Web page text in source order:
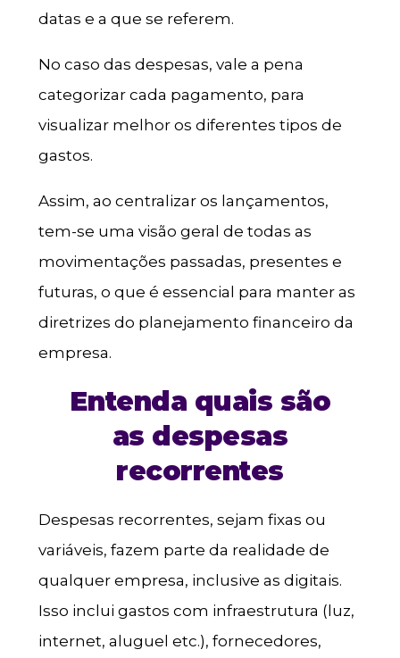
datas e a que se referem.
No caso das despesas, vale a pena
categorizar cada pagamento, para
visualizar melhor os diferentes tipos de
gastos.
Assim, ao centralizar os lançamentos,
tem-se uma visão geral de todas as
movimentações passadas, presentes e
futuras, o que é essencial para manter as
diretrizes do planejamento financeiro da
empresa.
Entenda quais são
as despesas
recorrentes
Despesas recorrentes, sejam fixas ou
variáveis, fazem parte da realidade de
qualquer empresa, inclusive as digitais.
Isso inclui gastos com infraestrutura (luz,
internet, aluguel etc.), fornecedores,